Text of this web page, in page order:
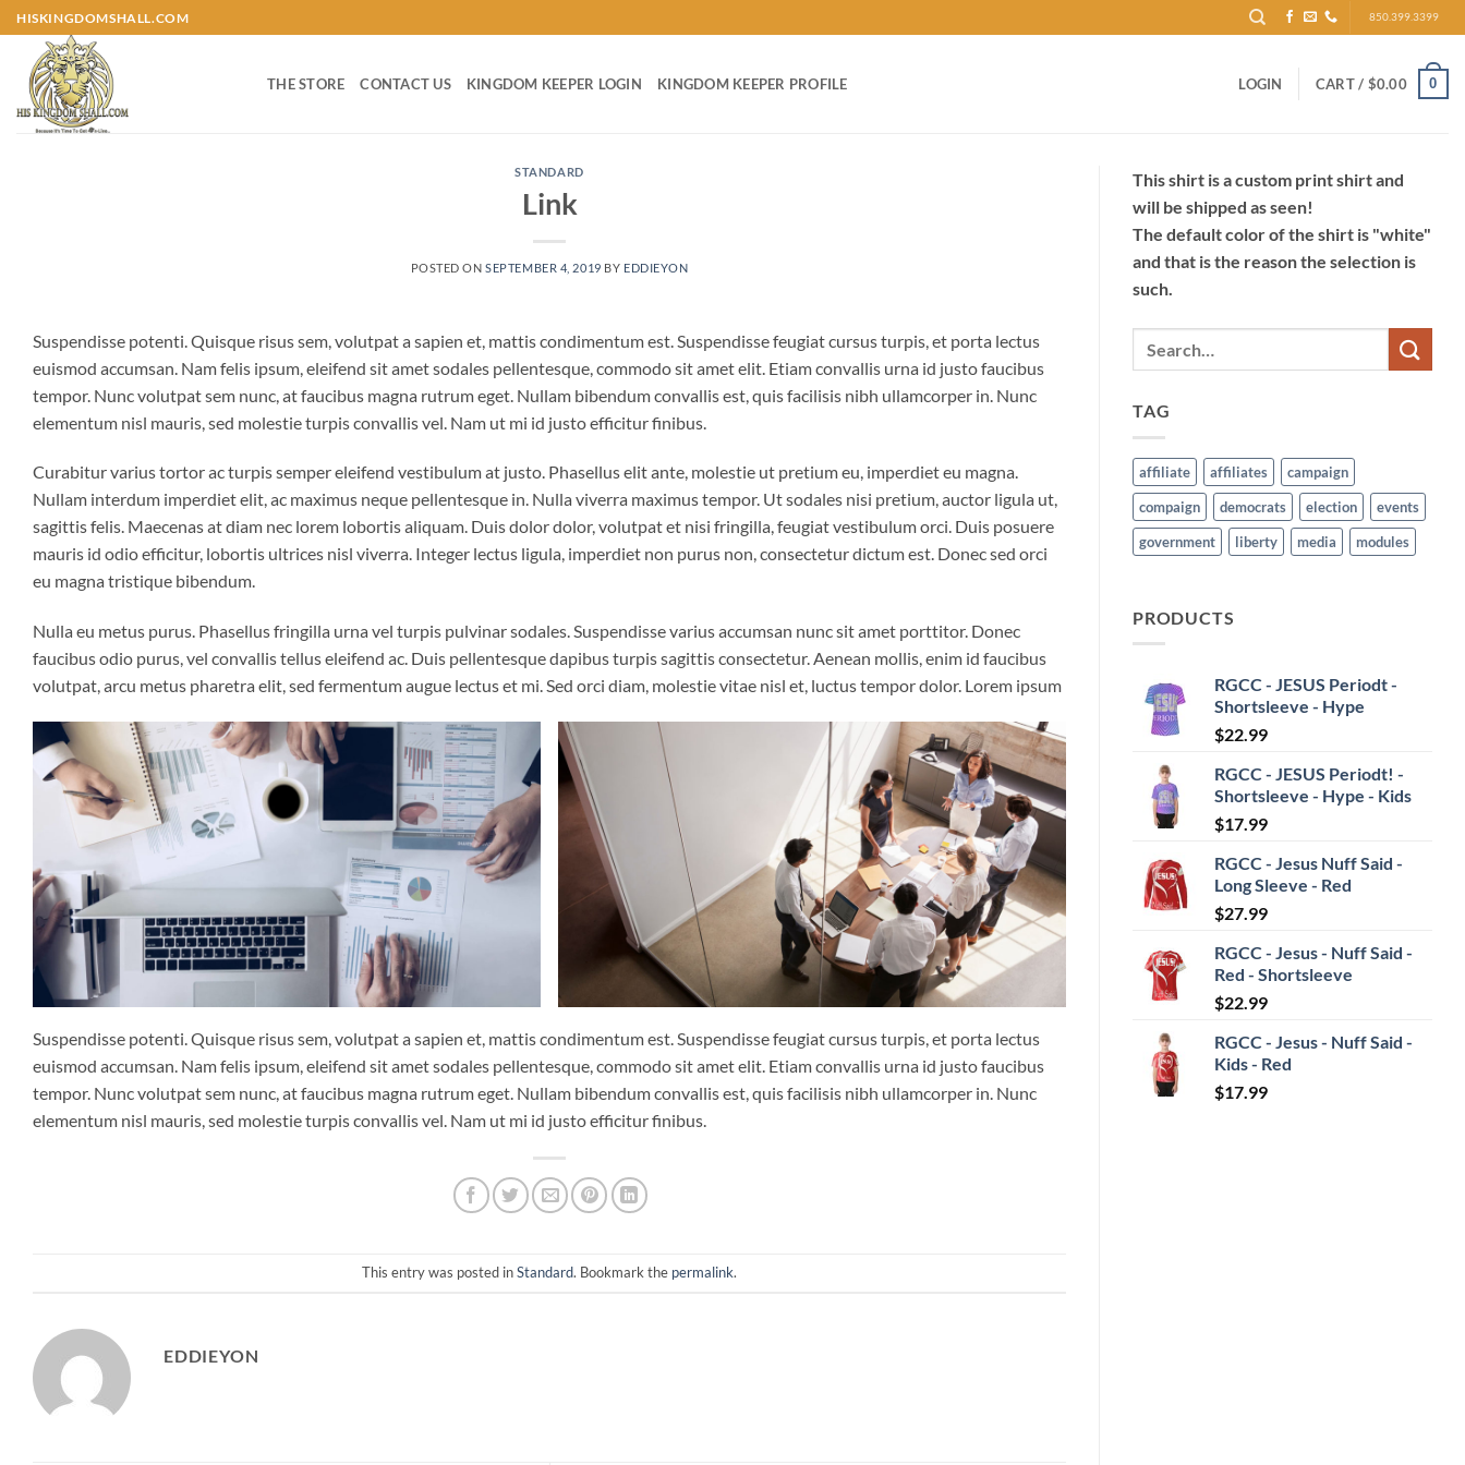
Skip
to
content
HISKINGDOMSHALL.COM 850.399.3399
THE STORE CONTACT US KINGDOM KEEPER LOGIN KINGDOM KEEPER PROFILE LOGIN CART / $0.00 0
STANDARD
Link
POSTED ONSEPTEMBER 4, 2019 BY EDDIEYON
Suspendisse potenti. Quisque risus sem, volutpat a sapien et, mattis condimentum est. Suspendisse feugiat cursus turpis, et porta lectus
euismod accumsan. Nam felis ipsum, eleifend sit amet sodales pellentesque, commodo sit amet elit. Etiam convallis urna id justo faucibus
tempor. Nunc volutpat sem nunc, at faucibus magna rutrum eget. Nullam bibendum convallis est, quis facilisis nibh ullamcorper in. Nunc
elementum nisl mauris, sed molestie turpis convallis vel. Nam ut mi id justo efficitur finibus.
Curabitur varius tortor ac turpis semper eleifend vestibulum at justo. Phasellus elit ante, molestie ut pretium eu, imperdiet eu magna.
Nullam interdum imperdiet elit, ac maximus neque pellentesque in. Nulla viverra maximus tempor. Ut sodales nisi pretium, auctor ligula ut,
sagittis felis. Maecenas at diam nec lorem lobortis aliquam. Duis dolor dolor, volutpat et nisi fringilla, feugiat vestibulum orci. Duis posuere
mauris id odio efficitur, lobortis ultrices nisl viverra. Integer lectus ligula, imperdiet non purus non, consectetur dictum est. Donec sed orci
eu magna tristique bibendum.
Nulla eu metus purus. Phasellus fringilla urna vel turpis pulvinar sodales. Suspendisse varius accumsan nunc sit amet porttitor. Donec
faucibus odio purus, vel convallis tellus eleifend ac. Duis pellentesque dapibus turpis sagittis consectetur. Aenean mollis, enim id faucibus
volutpat, arcu metus pharetra elit, sed fermentum augue lectus et mi. Sed orci diam, molestie vitae nisl et, luctus tempor dolor. Lorem ipsum
Suspendisse potenti. Quisque risus sem, volutpat a sapien et, mattis condimentum est. Suspendisse feugiat cursus turpis, et porta lectus
euismod accumsan. Nam felis ipsum, eleifend sit amet sodales pellentesque, commodo sit amet elit. Etiam convallis urna id justo faucibus
tempor. Nunc volutpat sem nunc, at faucibus magna rutrum eget. Nullam bibendum convallis est, quis facilisis nibh ullamcorper in. Nunc
elementum nisl mauris, sed molestie turpis convallis vel. Nam ut mi id justo efficitur finibus.
This entry was posted inStandard. Bookmark the permalink.
EDDIEYON
This shirt is a custom print shirt and
will be shipped as seen!
The default color of the shirt is "white"
and that is the reason the selection is
such.
TAG
affiliate affiliates
campaign
compaign
democrats election
events
government
liberty media modules
PRODUCTS
RGCC - JESUS Periodt -
Shortsleeve - Hype
$22.99
RGCC - JESUS Periodt! -
Shortsleeve - Hype - Kids
$17.99
RGCC - Jesus Nuff Said -
Long Sleeve - Red
$27.99
RGCC - Jesus - Nuff Said -
Red - Shortsleeve
$22.99
RGCC - Jesus - Nuff Said -
Kids - Red
$17.99